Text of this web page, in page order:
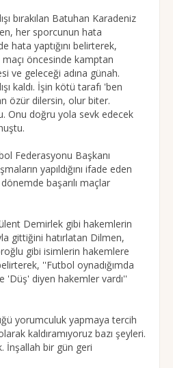
bırakılan Batuhan Karadeniz
her sporcunun hata
hata yaptığını belirterek,
öncesinde kamptan
ve geleceği adına günah.
kaldı. İşin kötü tarafı 'ben
özür dilersin, olur biter.
Onu doğru yola sevk edecek
Federasyonu Başkanı
yapıldığını ifade eden
başarılı maçlar
Demirlek gibi hakemlerin
gittiğini hatırlatan Dilmen,
gibi isimlerin hakemlere
belirterek, ''Futbol oynadığımda
'Düş' diyen hakemler vardı''
yorumculuk yapmaya tercih
kaldıramıyoruz bazı şeyleri.
İnşallah bir gün geri